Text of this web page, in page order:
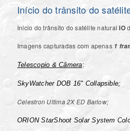
Início do trânsito do
Início do trânsito do satélite naturalIO
Imagens capturadas com apenas 1
Telescopio & Câmera:
SkyWatcher DOB 16" Collapsible;
Celestron Ultima 2X ED Barlow;
ORION StarShoot Solar System